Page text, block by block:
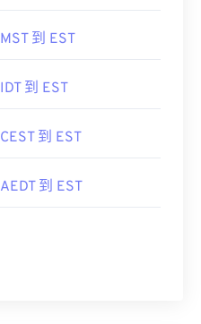
MST 到 EST
IDT 到 EST
CEST 到 EST
AEDT 到 EST